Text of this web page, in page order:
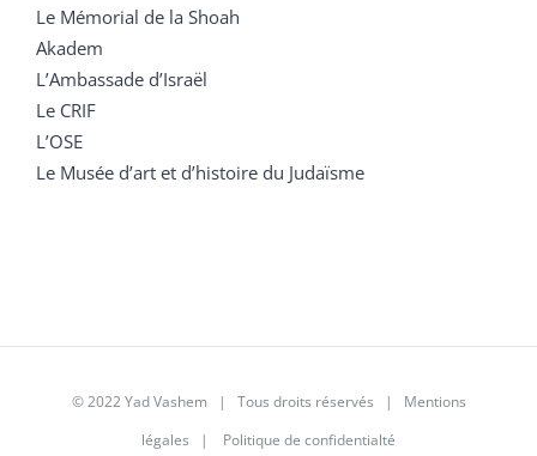
Le Mémorial de la Shoah
Akadem
L’Ambassade d’Israël
Le CRIF
L’OSE
Le Musée d’art et d’histoire du Judaïsme
© 2022 Yad Vashem | Tous droits réservés | Mentions
légales | Politique de confidentialté